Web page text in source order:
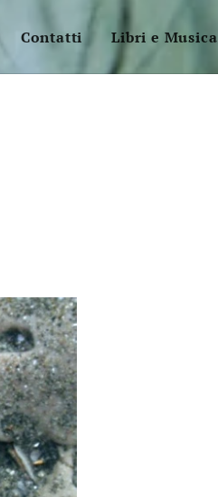
Contatti Libri e Musica